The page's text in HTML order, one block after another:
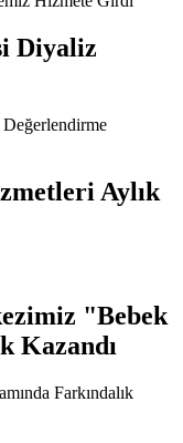
Diyaliz
Aylık
"Bebek
Kazandı